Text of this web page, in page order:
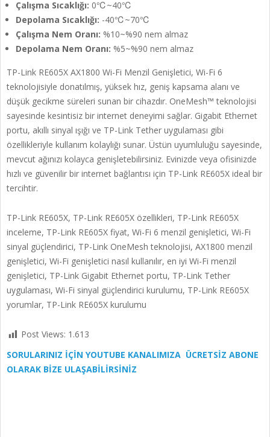
Çalışma Sıcaklığı: 0℃~40℃
Depolama Sıcaklığı: -40℃~70℃
Çalışma Nem Oranı: %10~%90 nem almaz
Depolama Nem Oranı: %5~%90 nem almaz
TP-Link RE605X AX1800 Wi-Fi Menzil Genişletici, Wi-Fi 6
teknolojisiyle donatılmış, yüksek hız, geniş kapsama alanı ve
düşük gecikme süreleri sunan bir cihazdır. OneMesh™ teknolojisi
sayesinde kesintisiz bir internet deneyimi sağlar. Gigabit Ethernet
portu, akıllı sinyal ışığı ve TP-Link Tether uygulaması gibi
özellikleriyle kullanım kolaylığı sunar. Üstün uyumluluğu sayesinde,
mevcut ağınızı kolayca genişletebilirsiniz. Evinizde veya ofisinizde
hızlı ve güvenilir bir internet bağlantısı için TP-Link RE605X ideal bir
tercihtir.
TP-Link RE605X, TP-Link RE605X özellikleri, TP-Link RE605X
inceleme, TP-Link RE605X fiyat, Wi-Fi 6 menzil genişletici, Wi-Fi
sinyal güçlendirici, TP-Link OneMesh teknolojisi, AX1800 menzil
genişletici, Wi-Fi genişletici nasıl kullanılır, en iyi Wi-Fi menzil
genişletici, TP-Link Gigabit Ethernet portu, TP-Link Tether
uygulaması, Wi-Fi sinyal güçlendirici kurulumu, TP-Link RE605X
yorumlar, TP-Link RE605X kurulumu
Post Views: 1.613
SORULARINIZ İÇİN YOUTUBE KANALIMIZA ÜCRETSİZ ABONE
OLARAK BİZE ULAŞABİLİRSİNİZ